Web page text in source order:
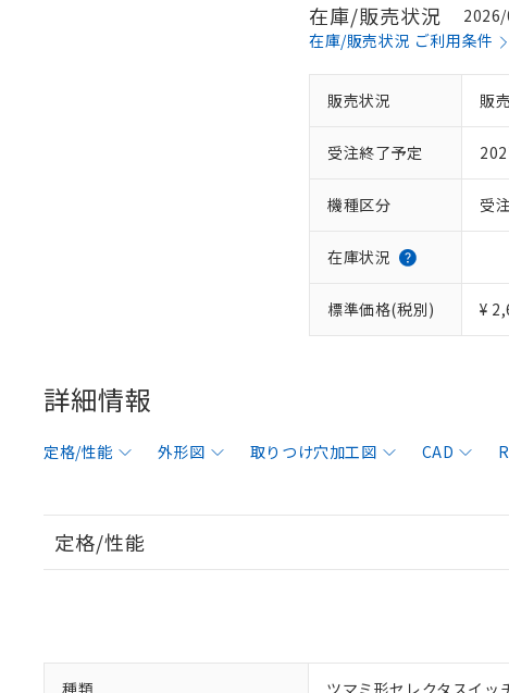
在庫/販売状況
在庫/販売状況 ご利用条件
販売状況 販
受注終了予定
機種区分 受
在庫状況
標準価格(税別) ¥
詳細情報
定格/性能 外形図 取りつけ穴加工図 CAD
定格/性能
種類 ツマミ形セレクタスイッ